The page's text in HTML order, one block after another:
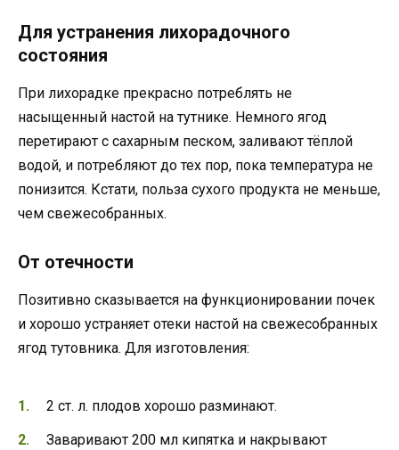
Для устранения лихорадочного
состояния
При лихорадке прекрасно потреблять не
насыщенный настой на тутнике. Немного ягод
перетирают с сахарным песком, заливают тёплой
водой, и потребляют до тех пор, пока температура не
понизится. Кстати, польза сухого продукта не меньше,
чем свежесобранных.
От отечности
Позитивно сказывается на функционировании почек
и хорошо устраняет отеки настой на свежесобранных
ягод тутовника. Для изготовления:
2 ст. л. плодов хорошо разминают.
Заваривают 200 мл кипятка и накрывают